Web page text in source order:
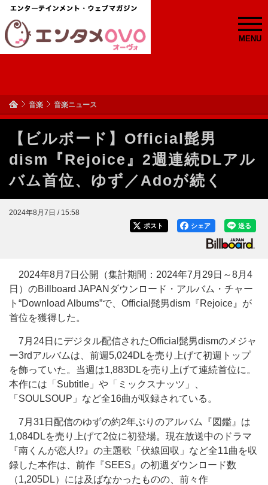
MENU
音楽 音楽ニュース
【ビルボード】Official髭男
dism『Rejoice』2週連続DLアル
バム首位、ゆず／Adoが続く
2024年8月7日 / 15:58
送る
シェア
ポスト
2024年8月7日公開（集計期間：2024年7月29日～8月4
日）のBillboard JAPANダウンロード・アルバム・チャー
ト“Download Albums”で、Official髭男dism『Rejoice』が
首位を獲得した。
7月24日にデジタル配信されたOfficial髭男dismのメジャ
ー3rdアルバムは、前週5,024DLを売り上げて初週トップ
を飾っていた。当週は1,883DLを売り上げて連続首位に。
本作には「Subtitle」や「ミックスナッツ」、
「SOULSOUP」など全16曲が収録されている。
7月31日配信のゆずの約2年ぶりのアルバム『図鑑』は
1,084DLを売り上げて2位に初登場。現在放送中のドラマ
『南くんが恋人!?』の主題歌「伏線回収」など全11曲を収
録した本作は、前作『SEES』の初週ダウンロード数
（1,205DL）には及ばなかったものの、前々作